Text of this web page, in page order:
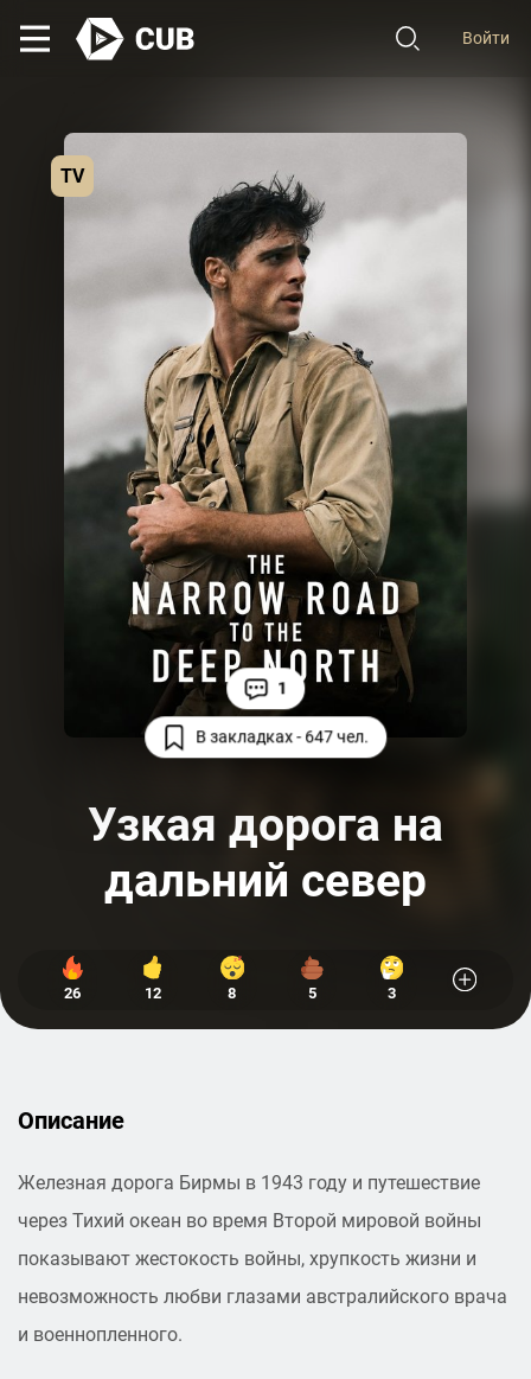
Войти
TV
В закладках - 647 чел.
1
Узкая дорога на
дальний север
26 12 8 5 3
Описание
Железная дорога Бирмы в 1943 году и путешествие
через Тихий океан во время Второй мировой войны
показывают жестокость войны, хрупкость жизни и
невозможность любви глазами австралийского врача
и военнопленного.